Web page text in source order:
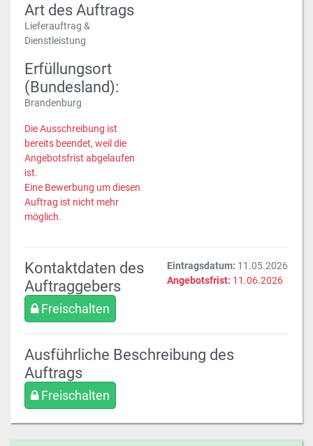
Art des Auftrags
Lieferauftrag &
Dienstleistung
Erfüllungsort
(Bundesland):
Brandenburg
Die Ausschreibung ist
bereits beendet, weil die
Angebotsfrist abgelaufen
ist.
Eine Bewerbung um diesen
Auftrag ist nicht mehr
möglich.
Kontaktdaten des
Auftraggebers
Freischalten
Eintragsdatum: 11.05.2026
Angebotsfrist: 11.06.2026
Ausführliche Beschreibung des
Auftrags
Freischalten